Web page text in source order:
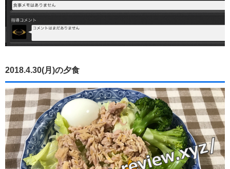
2018.4.30(月)の夕食